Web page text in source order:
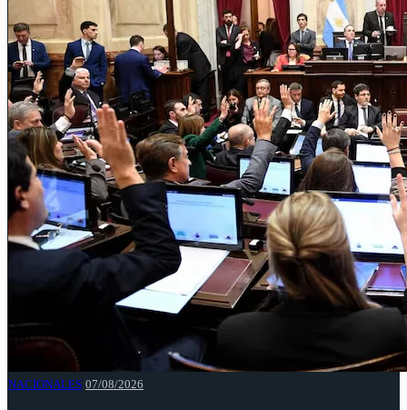
NACIONALES 07/08/2026